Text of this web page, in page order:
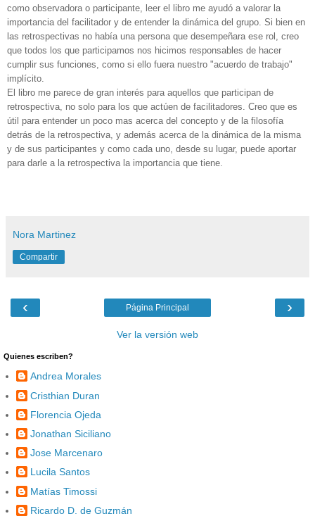
como observadora o participante, leer el libro me ayudó a valorar la
importancia del facilitador y de entender la dinámica del grupo. Si bien en
las retrospectivas no había una persona que desempeñara ese rol, creo
que todos los que participamos nos hicimos responsables de hacer
cumplir sus funciones, como si ello fuera nuestro "acuerdo de trabajo"
implícito.
El libro me parece de gran interés para aquellos que participan de
retrospectiva, no solo para los que actúen de facilitadores. Creo que es
útil para entender un poco mas acerca del concepto y de la filosofía
detrás de la retrospectiva, y además acerca de la dinámica de la misma
y de sus participantes y como cada uno, desde su lugar, puede aportar
para darle a la retrospectiva la importancia que tiene.
Nora Martinez
Compartir
‹ ›
Página Principal
Ver la versión web
Quienes escriben?
Andrea Morales
Cristhian Duran
Florencia Ojeda
Jonathan Siciliano
Jose Marcenaro
Lucila Santos
Matías Timossi
Ricardo D. de Guzmán